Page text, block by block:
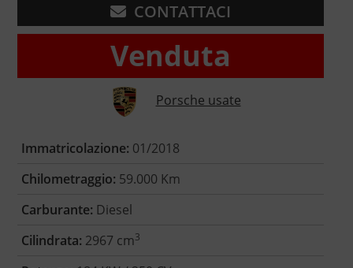
CONTATTACI
Venduta
Porsche usate
Immatricolazione: 01/2018
Chilometraggio: 59.000 Km
Carburante: Diesel
Cilindrata: 2967 cm3